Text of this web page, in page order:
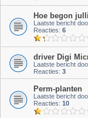
Hoe begon
Laatste bericht
Reacties: 6
driver Digi
Laatste bericht
Reacties: 3
Perm-planten
Laatste bericht
Reacties: 10